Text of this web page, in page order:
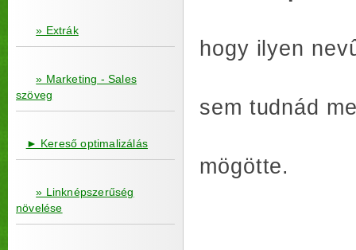
» Extrák
» Marketing - Sales
szöveg
► Kereső optimalizálás
» Linknépszerűség
növelése
hogy ilyen
sem tudnád
mögötte.